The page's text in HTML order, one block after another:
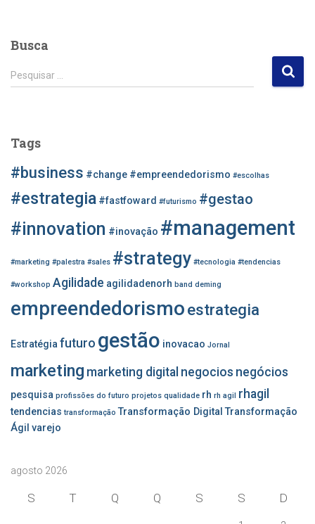
Busca
P
e
a
r
o
Pesquisar …
Tags
#business #change #empreendedorismo #escolhas
#estrategia #fastfoward #futurismo #gestao
#innovation #inovação #management
#marketing #palestra #sales #strategy #tecnologia #tendencias
#workshop Agilidade agilidadenorh band deming
empreendedorismoestrategia
Estratégiafuturo gestão inovacao Jornal
marketing marketing digital negocios negócios
pesquisa profissões do futuro projetos qualidade rh rh agil rhagil
tendencias transformação Transformação Digital Transformação
Ágil varejo
agosto 2026
S T Q Q S S D